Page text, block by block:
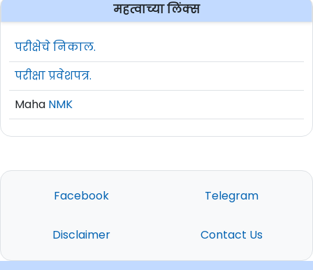
महत्वाच्या लिंक्स
परीक्षेचे निकाल.
परीक्षा प्रवेशपत्र.
Maha NMK
Facebook Telegram
Disclaimer Contact Us